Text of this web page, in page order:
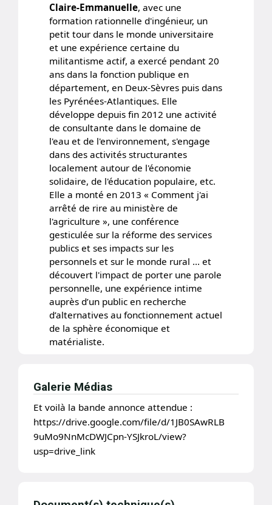
Claire-Emmanuelle, avec une
formation rationnelle d'ingénieur, un
petit tour dans le monde universitaire
et une expérience certaine du
militantisme actif, a exercé pendant 20
ans dans la fonction publique en
département, en Deux-Sèvres puis dans
les Pyrénées-Atlantiques. Elle
développe depuis fin 2012 une activité
de consultante dans le domaine de
l'eau et de l'environnement, s'engage
dans des activités structurantes
localement autour de l'économie
solidaire, de l'éducation populaire, etc.
Elle a monté en 2013 « Comment j'ai
arrêté de rire au ministère de
l'agriculture », une conférence
gesticulée sur la réforme des services
publics et ses impacts sur les
personnels et sur le monde rural … et
découvert l'impact de porter une parole
personnelle, une expérience intime
auprès d’un public en recherche
d’alternatives au fonctionnement actuel
de la sphère économique et
matérialiste.
Mitterrand. Vers ses 25 ans, il découvre
les écrits de François-Xavier Verschave
et de l'association Survie qui décryptent
les relations franco-africaine et
dénoncent ce que l'on nomme « la
françafrique ». En particulier le rôle joué
études scientifiques, il choisit de partir
Galerie Médias
Et voilà la bande annonce attendue :
https://drive.google.com/file/d/1JB0SAwRLB
9uMo9NnMcDWJCpn-YSJkroL/view?
usp=drive_link